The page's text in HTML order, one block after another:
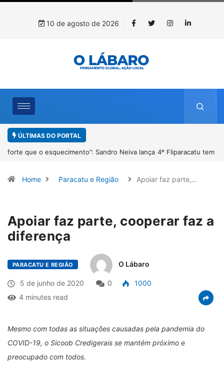
10 de agosto de 2026
ÚLTIMAS DO PORTAL
4º Fliparacatu tem inscrições abertas para o Prêmio de Redação e
Home Paracatu e Região Apoiar faz parte,…
Apoiar faz parte, cooperar faz a
diferença
PARACATU E REGIÃO O Lábaro
5 de junho de 2020 0
1000
4 minutes read
Mesmo com todas as situações causadas pela pandemia do
COVID-19, o Sicoob Credigerais se mantém próximo e
preocupado com todos.